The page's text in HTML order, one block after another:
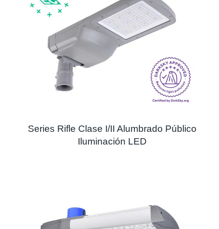
Series Rifle Clase I/II Alumbrado Público
Iluminación LED